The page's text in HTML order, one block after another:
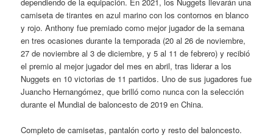
camiseta de tirantes en azul marino con los contornos en blanco
y rojo. Anthony fue premiado como mejor jugador de la semana
en tres ocasiones durante la temporada (20 al 26 de noviembre,
27 de noviembre al 3 de diciembre, y 5 al 11 de febrero) y recibió
el premio al mejor jugador del mes en abril, tras liderar a los
Nuggets en 10 victorias de 11 partidos. Uno de sus jugadores fue
Juancho Hernangómez, que brilló como nunca con la selección
durante el Mundial de baloncesto de 2019 en China.
Completo de camisetas, pantalón corto y resto del baloncesto.